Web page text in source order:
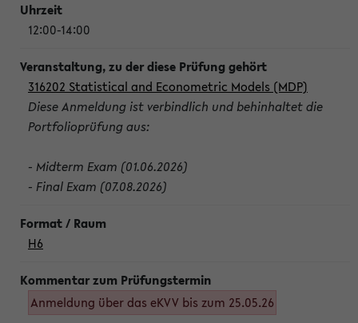
12:00-14:00
316202 Statistical and Econometric Models (MDP)
Diese Anmeldung ist verbindlich und behinhaltet die
Portfolioprüfung aus:
- Midterm Exam (01.06.2026)
- Final Exam (07.08.2026)
H6
Anmeldung über das eKVV bis zum 25.05.26